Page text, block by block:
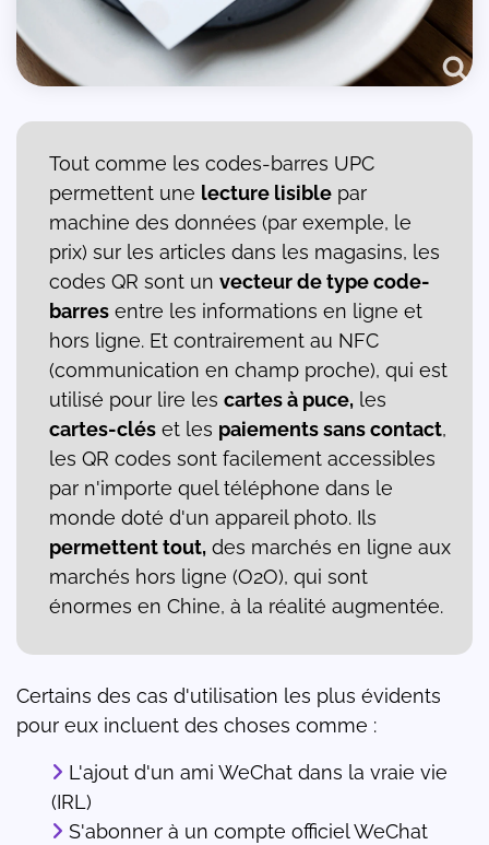
Tout comme les codes-barres UPC
permettent une lecture lisible par
machine des données (par exemple, le
prix) sur les articles dans les magasins, les
codes QR sont un vecteur de type code-
barres entre les informations en ligne et
hors ligne. Et contrairement au NFC
(communication en champ proche), qui est
utilisé pour lire les cartes à puce, les
cartes-clés et les paiements sans contact,
les QR codes sont facilement accessibles
par n'importe quel téléphone dans le
monde doté d'un appareil photo. Ils
permettent tout, des marchés en ligne aux
marchés hors ligne (O2O), qui sont
énormes en Chine, à la réalité augmentée.
Certains des cas d'utilisation les plus évidents
pour eux incluent des choses comme :
L'ajout d'un ami WeChat dans la vraie vie
(IRL)
S'abonner à un compte officiel WeChat